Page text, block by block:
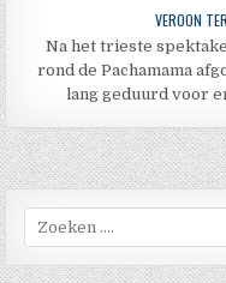
VEROON
Na het trieste
rond de Pachamama
lang geduurd voor
naar: